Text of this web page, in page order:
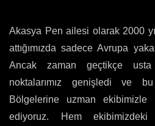
Akasya Pen ailesi olarak 2000
attığımızda sadece Avrupa
Ancak zaman geçtikçe
noktalarımız genişledi ve
Bölgelerine uzman ekibimizle
ediyoruz. Hem ekibimizdeki